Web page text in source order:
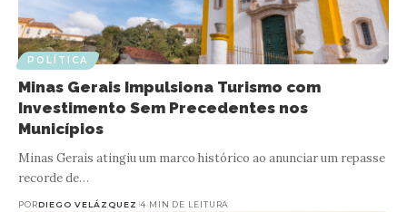
POLÍTICA
Minas Gerais Impulsiona Turismo com
Investimento Sem Precedentes nos
Municípios
Minas Gerais atingiu um marco histórico ao anunciar um repasse
recorde de…
PORDIEGO VELÁZQUEZ 4 MIN DE LEITURA